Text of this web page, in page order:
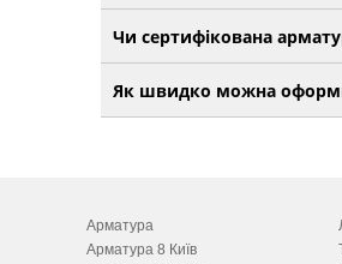
Чи сертифікована
Як швидко можна
Арматура
Арматура 8 Київ